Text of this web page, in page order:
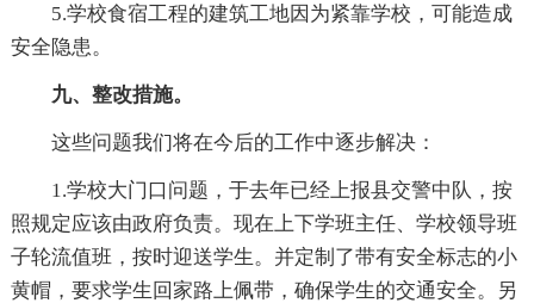
5.学校食宿工程的建筑工地因为紧靠学校，可能造成
安全隐患。
九、整改措施。
这些问题我们将在今后的工作中逐步解决：
1.学校大门口问题，于去年已经上报县交警中队，按
照规定应该由政府负责。现在上下学班主任、学校领导班
子轮流值班，按时迎送学生。并定制了带有安全标志的小
黄帽，要求学生回家路上佩带，确保学生的交通安全。另